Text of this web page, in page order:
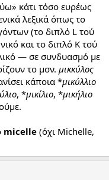
κάτι τόσο ευρέως
λεξικά όπως το
(το διπλό L τού
και το διπλό Κ τού
— σε συνδυασμό με
το μσν. μικκύλος
κάποια *μικύλλιο
, *μικίλιο, *μικήλιο
micelle (όχι Michelle,